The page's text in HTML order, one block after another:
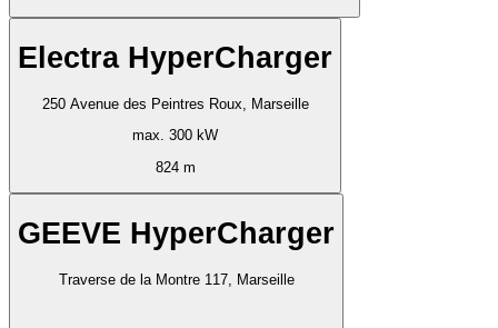
Electra HyperCharger
250 Avenue des Peintres Roux, Marseille
max. 300 kW
824 m
GEEVE HyperCharger
Traverse de la Montre 117, Marseille